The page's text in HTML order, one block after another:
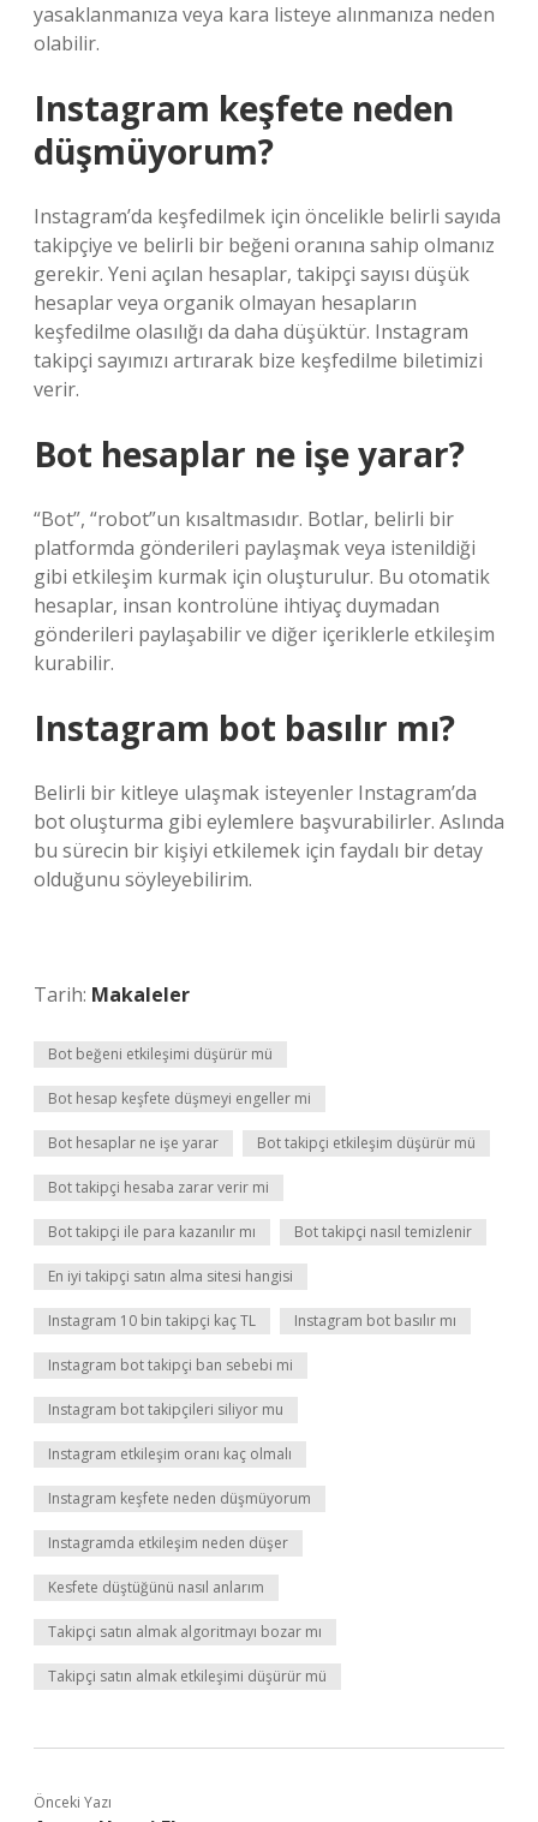
yasaklanmanıza veya kara listeye alınmanıza neden
olabilir.
Instagram keşfete neden
düşmüyorum?
Instagram’da keşfedilmek için öncelikle belirli sayıda
takipçiye ve belirli bir beğeni oranına sahip olmanız
gerekir. Yeni açılan hesaplar, takipçi sayısı düşük
hesaplar veya organik olmayan hesapların
keşfedilme olasılığı da daha düşüktür. Instagram
takipçi sayımızı artırarak bize keşfedilme biletimizi
verir.
Bot hesaplar ne işe yarar?
“Bot”, “robot”un kısaltmasıdır. Botlar, belirli bir
platformda gönderileri paylaşmak veya istenildiği
gibi etkileşim kurmak için oluşturulur. Bu otomatik
hesaplar, insan kontrolüne ihtiyaç duymadan
gönderileri paylaşabilir ve diğer içeriklerle etkileşim
kurabilir.
Instagram bot basılır mı?
Belirli bir kitleye ulaşmak isteyenler Instagram’da
bot oluşturma gibi eylemlere başvurabilirler. Aslında
bu sürecin bir kişiyi etkilemek için faydalı bir detay
olduğunu söyleyebilirim.
Tarih: Makaleler
Bot beğeni etkileşimi düşürür mü
Bot hesap keşfete düşmeyi engeller mi
Bot hesaplar ne işe yarar Bot takipçi etkileşim düşürür mü
Bot takipçi hesaba zarar verir mi
Bot takipçi ile para kazanılır mı Bot takipçi nasıl temizlenir
En iyi takipçi satın alma sitesi hangisi
Instagram 10 bin takipçi kaç TL Instagram bot basılır mı
Instagram bot takipçi ban sebebi mi
Instagram bot takipçileri siliyor mu
Instagram etkileşim oranı kaç olmalı
Instagram keşfete neden düşmüyorum
Instagramda etkileşim neden düşer
Kesfete düştüğünü nasıl anlarım
Takipçi satın almak algoritmayı bozar mı
Takipçi satın almak etkileşimi düşürür mü
Önceki Yazı